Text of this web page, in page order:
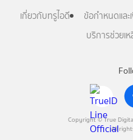
Copyright © True
All
เกี่ยวกับทรูไอดี ข้อกำหนดและ
บริการช่วยเ